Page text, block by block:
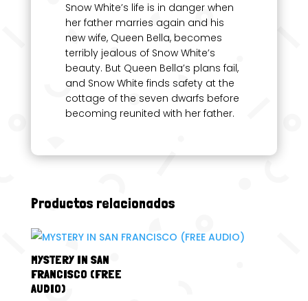
Snow White’s life is in danger when
her father marries again and his
new wife, Queen Bella, becomes
terribly jealous of Snow White’s
beauty. But Queen Bella’s plans fail,
and Snow White finds safety at the
cottage of the seven dwarfs before
becoming reunited with her father.
Productos relacionados
MYSTERY IN SAN
FRANCISCO (FREE
AUDIO)